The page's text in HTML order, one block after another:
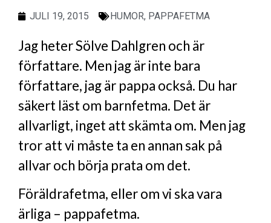
JULI 19, 2015 HUMOR, PAPPAFETMA
Jag heter Sölve Dahlgren och är
författare. Men jag är inte bara
författare, jag är pappa också. Du har
säkert läst om barnfetma. Det är
allvarligt, inget att skämta om. Men jag
tror att vi måste ta en annan sak på
allvar och börja prata om det.
Föräldrafetma, eller om vi ska vara
ärliga – pappafetma.